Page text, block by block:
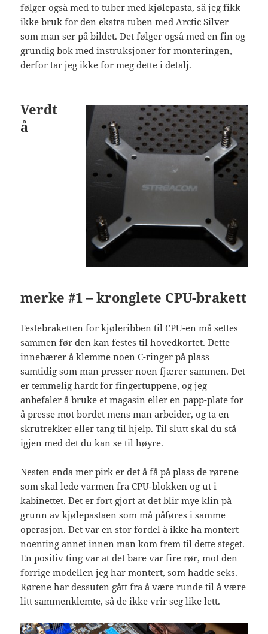
følger også med to tuber med kjølepasta, så jeg fikk
ikke bruk for den ekstra tuben med Arctic Silver
som man ser på bildet. Det følger også med en fin og
grundig bok med instruksjoner for monteringen,
derfor tar jeg ikke for meg dette i detalj.
Verdt
å
merke #1 – kronglete CPU-brakett
Festebraketten for kjøleribben til CPU-en må settes
sammen før den kan festes til hovedkortet. Dette
innebærer å klemme noen C-ringer på plass
samtidig som man presser noen fjærer sammen. Det
er temmelig hardt for fingertuppene, og jeg
anbefaler å bruke et magasin eller en papp-plate for
å presse mot bordet mens man arbeider, og ta en
skrutrekker eller tang til hjelp. Til slutt skal du stå
igjen med det du kan se til høyre.
Nesten enda mer pirk er det å få på plass de rørene
som skal lede varmen fra CPU-blokken og ut i
kabinettet. Det er fort gjort at det blir mye klin på
grunn av kjølepastaen som må påføres i samme
operasjon. Det var en stor fordel å ikke ha montert
noenting annet innen man kom frem til dette steget.
En positiv ting var at det bare var fire rør, mot den
forrige modellen jeg har montert, som hadde seks.
Rørene har dessuten gått fra å være runde til å være
litt sammenklemte, så de ikke vrir seg like lett.